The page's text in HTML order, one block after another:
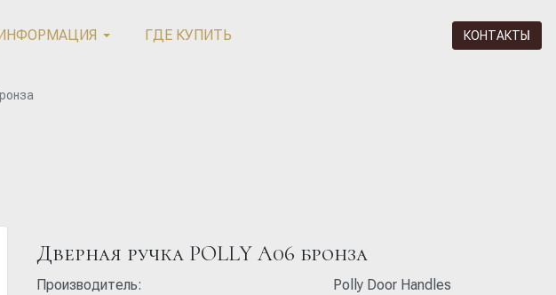
ГДЕ КУПИТЬ КОНТАКТЫ
Дверная ручка POLLY A06 бронза
Производитель: Polly Door Handles